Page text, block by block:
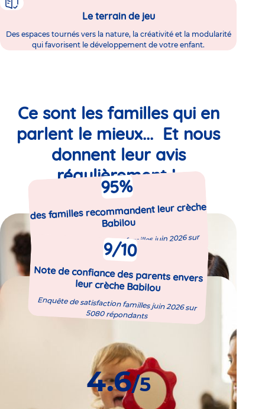
Le terrain de jeu
Des espaces tournés vers la nature, la créativité et la modularité
qui favorisent le développement de votre enfant.
Ce sont les familles qui en
parlent le mieux... Et nous
donnent leur avis
régulièrement !
95%
des familles recommandent leur crèche
Babilou
Enquête de satisfaction familles juin 2026 sur
5080 répondants
9/10
Note de confiance des parents envers
leur crèche Babilou
Enquête de satisfaction familles juin 2026 sur
5080 répondants
4.6/5